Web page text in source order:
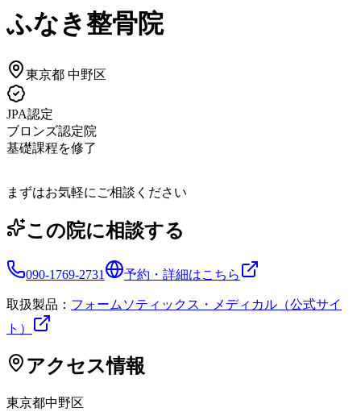
ふなき整骨院
東京都 中野区
JPA認定
ブロンズ認定院
基礎課程を修了
まずはお気軽にご相談ください
この院に相談する
090-1769-2731 予約・詳細はこちら
取扱製品： フォームソティックス・メディカル（公式サイ
ト）
アクセス情報
東京都中野区